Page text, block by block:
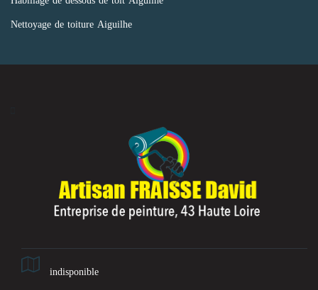
Nettoyage de toiture Aiguilhe
indisponible